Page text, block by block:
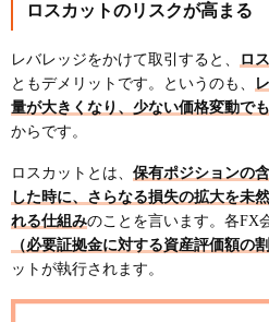
ロスカットのリスクが高まる
レバレッジをかけて取引すると、 ロ
ともデメリットです。というのも、
量が大きくなり、少ない価格変動で
からです。
ロスカットとは、 保有ポジションの
した時に、さらなる損失の拡大を未
れる仕組みのことを言います。各FX
（必要証拠金に対する資産評価額の
ットが執行されます。